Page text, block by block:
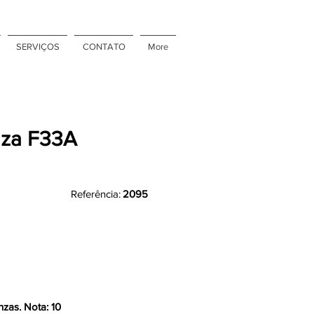
SERVIÇOS CONTATO More
F33A
Referência:2095
Nota: 10